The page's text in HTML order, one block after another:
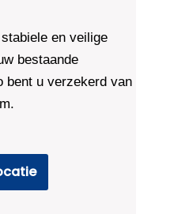
en veilige
bestaande
bent u verzekerd van